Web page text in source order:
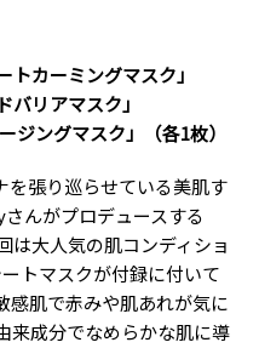
トカーミングマスク 」
バリアマスク」
ジングマスク」（各1枚）
を張り巡らせている美肌す
んがプロデュースする
は大人気の肌コンディショ
トマスクが付録に付いて
感肌で赤みや肌あれが気に
来成分でなめらかな肌に導